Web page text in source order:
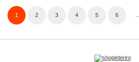
1 2 3 4 5 6